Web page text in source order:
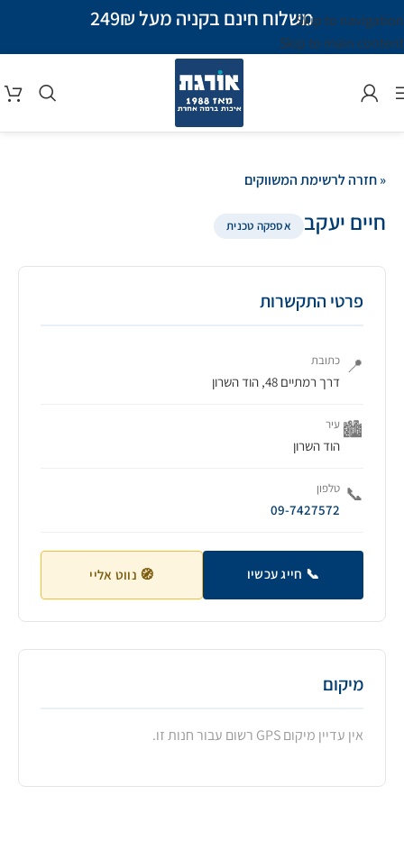
Skip to navigation
Skip to main content
משלוח חינם בקניה מעל 249₪
« חזרה לרשימת המשווקים
חיים יעקב אספקה טכנית
פרטי התקשרות
📍 כתובת
דרך רמתיים 48, הוד השרון
🏙️ עיר
הוד השרון
📞 טלפון
09-7427572
📞 חייג עכשיו 🧭 נווט אליי
מיקום
אין עדיין מיקום GPS רשום עבור חנות זו.